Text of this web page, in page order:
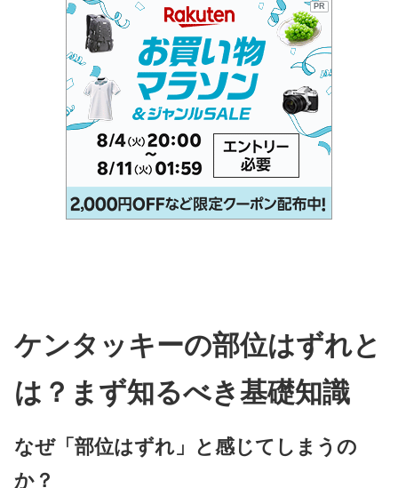
PR
ケンタッキーの部位はずれと
は？まず知るべき基礎知識
なぜ「部位はずれ」と感じてしまうの
か？